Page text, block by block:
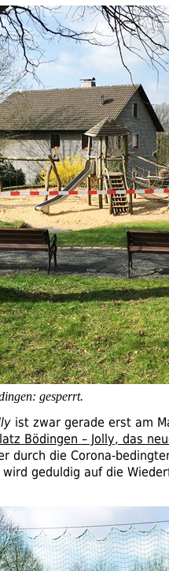
gesperrt.
ist zwar gerade erst am
Bödingen – Jolly, das
durch die Corona-
geduldig auf die